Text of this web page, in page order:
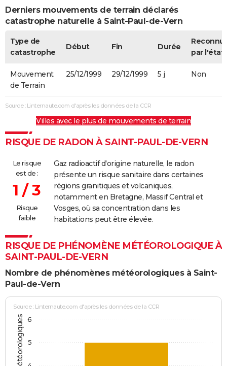
Derniers mouvements de terrain déclarés
catastrophe naturelle à Saint-Paul-de-Vern
Type de
catastrophe
Début Fin Durée
par l'état
Mouvement
de Terrain
25/12/1999 29/12/1999 5 j Non
Source : Linternaute.com d'après les données de la CCR
Villes avec le plus de mouvements de terrain
RISQUE DE RADON À SAINT-PAUL-DE-VERN
Le risque
est de :
1 / 3
Risque
faible
Gaz radioactif d'origine naturelle, le radon
présente un risque sanitaire dans certaines
régions granitiques et volcaniques,
notamment en Bretagne, Massif Central et
Vosges, où sa concentration dans les
habitations peut être élevée.
RISQUE DE PHÉNOMÈNE MÉTÉOROLOGIQUE À
SAINT-PAUL-DE-VERN
Nombre de phénomènes météorologiques à Saint-
Paul-de-Vern
Source : Linternaute.com d'après les données de la CCR
5
6